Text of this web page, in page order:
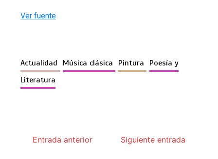
Ver fuente
Actualidad Música clásica Pintura
Poesía y
Literatura
Entrada anterior Siguiente entrada